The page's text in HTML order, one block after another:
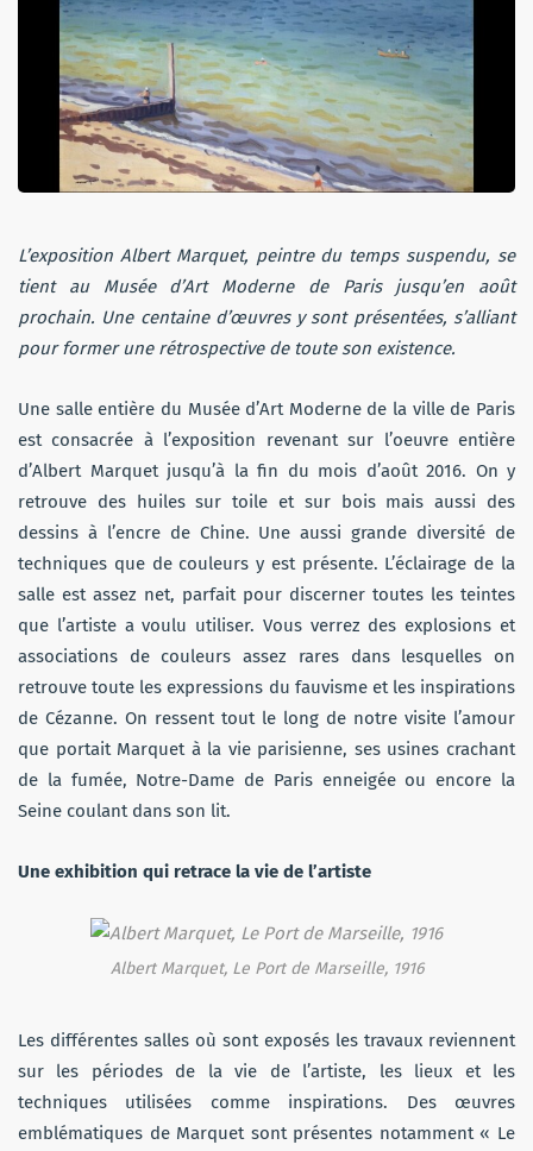
L’exposition Albert Marquet, peintre du temps suspendu, se
tient au Musée d’Art Moderne de Paris jusqu’en août
prochain. Une centaine d’œuvres y sont présentées, s’alliant
pour former une rétrospective de toute son existence.
Une salle entière du Musée d’Art Moderne de la ville de Paris
est consacrée à l’exposition revenant sur l’oeuvre entière
d’Albert Marquet jusqu’à la fin du mois d’août 2016. On y
retrouve des huiles sur toile et sur bois mais aussi des
dessins à l’encre de Chine. Une aussi grande diversité de
techniques que de couleurs y est présente. L’éclairage de la
salle est assez net, parfait pour discerner toutes les teintes
que l’artiste a voulu utiliser. Vous verrez des explosions et
associations de couleurs assez rares dans lesquelles on
retrouve toute les expressions du fauvisme et les inspirations
de Cézanne. On ressent tout le long de notre visite l’amour
que portait Marquet à la vie parisienne, ses usines crachant
de la fumée, Notre-Dame de Paris enneigée ou encore la
Seine coulant dans son lit.
Une exhibition qui retrace la vie de l’artiste
Albert Marquet, Le Port de Marseille, 1916
Les différentes salles où sont exposés les travaux reviennent
sur les périodes de la vie de l’artiste, les lieux et les
techniques utilisées comme inspirations. Des œuvres
emblématiques de Marquet sont présentes notamment « Le